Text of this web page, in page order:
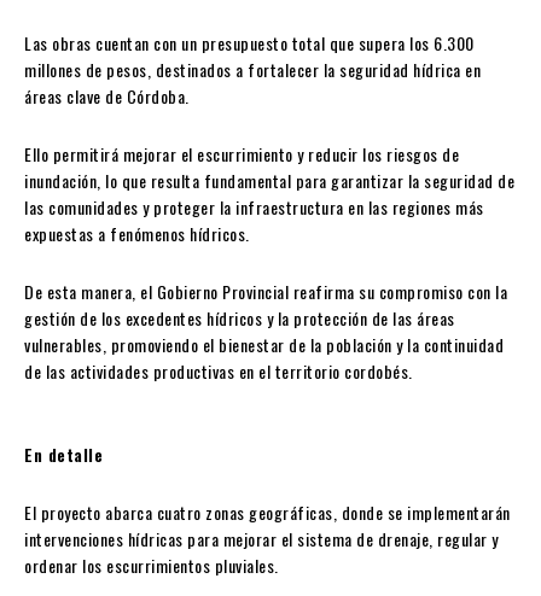
Las obras cuentan con un presupuesto total que supera los 6.300
millones de pesos, destinados a fortalecer la seguridad hídrica en
áreas clave de Córdoba.
Ello permitirá mejorar el escurrimiento y reducir los riesgos de
inundación, lo que resulta fundamental para garantizar la seguridad de
las comunidades y proteger la infraestructura en las regiones más
expuestas a fenómenos hídricos.
De esta manera, el Gobierno Provincial reafirma su compromiso con la
gestión de los excedentes hídricos y la protección de las áreas
vulnerables, promoviendo el bienestar de la población y la continuidad
de las actividades productivas en el territorio cordobés.
En detalle
El proyecto abarca cuatro zonas geográficas, donde se implementarán
intervenciones hídricas para mejorar el sistema de drenaje, regular y
ordenar los escurrimientos pluviales.